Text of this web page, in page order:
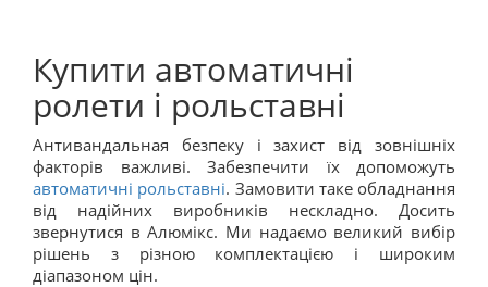
Купити автоматичні
ролети і рольставні
Антивандальная безпеку і захист від зовнішніх
факторів важливі. Забезпечити їх допоможуть
автоматичні рольставні. Замовити таке обладнання
від надійних виробників нескладно. Досить
звернутися в Алюмікс. Ми надаємо великий вибір
рішень з різною комплектацією і широким
діапазоном цін.